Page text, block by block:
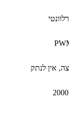
אין לנתק